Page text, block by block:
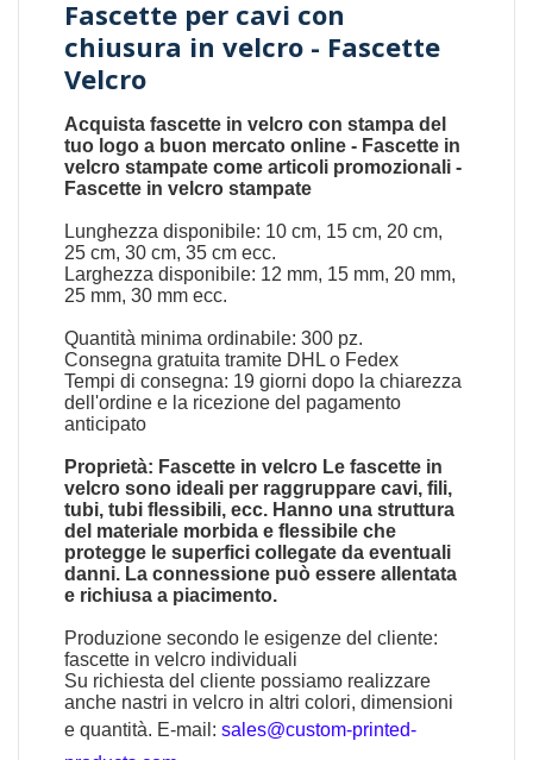
Fascette per cavi con
chiusura in velcro - Fascette
Velcro
Acquista fascette in velcro con stampa del
tuo logo a buon mercato online - Fascette in
velcro stampate come articoli promozionali -
Fascette in velcro stampate
Lunghezza disponibile: 10 cm, 15 cm, 20 cm,
25 cm, 30 cm, 35 cm ecc.
Larghezza disponibile: 12 mm, 15 mm, 20 mm,
25 mm, 30 mm ecc.
Quantità minima ordinabile: 300 pz.
Consegna gratuita tramite DHL o Fedex
Tempi di consegna: 19 giorni dopo la chiarezza
dell'ordine e la ricezione del pagamento
anticipato
Proprietà: Fascette in velcro Le fascette in
velcro sono ideali per raggruppare cavi, fili,
tubi, tubi flessibili, ecc. Hanno una struttura
del materiale morbida e flessibile che
protegge le superfici collegate da eventuali
danni. La connessione può essere allentata
e richiusa a piacimento.
Produzione secondo le esigenze del cliente:
fascette in velcro individuali
Su richiesta del cliente possiamo realizzare
anche nastri in velcro in altri colori, dimensioni
e quantità. E-mail:sales@custom-printed-